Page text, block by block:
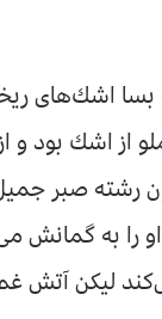
اشك‌های
از اشك بود و
رشته صبر
را به گمانش
لیكن آتش